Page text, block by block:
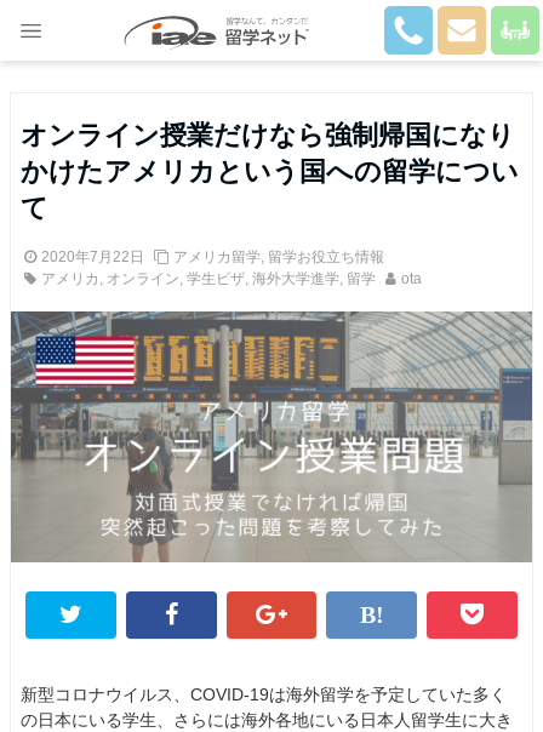
オンライン授業だけなら強制帰国になり
かけたアメリカという国への留学につい
て
2020年7月22日 アメリカ留学, 留学お役立ち情報
アメリカ , オンライン, 学生ビザ, 海外大学進学, 留学 ota
新型コロナウイルス、COVID-19は海外留学を予定していた多く
の日本にいる学生、さらには海外各地にいる日本人留学生に大き